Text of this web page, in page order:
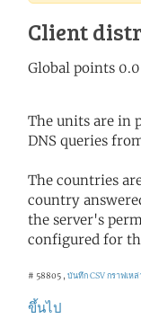
Client
The units are in
DNS queries
The countries
country
the server's
configured for
# 58805 , บันทึก CSVกราฟเหล่
ขึ้นไป